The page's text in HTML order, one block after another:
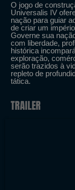
O jogo de
Universalis IV
nação para guiar
de criar um
Governe sua
com liberdade,
histórica
exploração,
serão trazidos à
repleto de
tática.
TRAILER